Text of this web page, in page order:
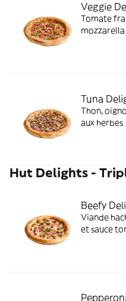
Veggie
Tomate
Tuna
Thon,
aux herbes
Hut Delights -
Beefy
Viande
et sauce